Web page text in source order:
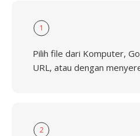
1
Pilih file dari Komputer,
URL, atau dengan
2